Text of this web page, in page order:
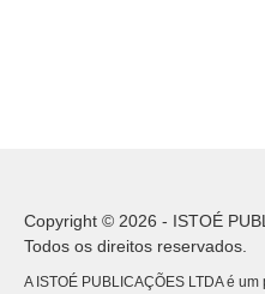
Copyright © 2026 - ISTOÉ
Todos os direitos reservados.
A ISTOÉ PUBLICAÇÕES LTDA é